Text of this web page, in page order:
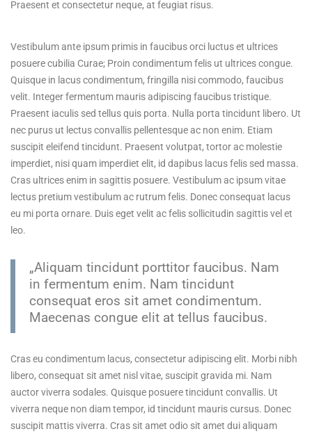
Praesent et consectetur neque, at feugiat risus.
Vestibulum ante ipsum primis in faucibus orci luctus et ultrices
posuere cubilia Curae; Proin condimentum felis ut ultrices congue.
Quisque in lacus condimentum, fringilla nisi commodo, faucibus
velit. Integer fermentum mauris adipiscing faucibus tristique.
Praesent iaculis sed tellus quis porta. Nulla porta tincidunt libero. Ut
nec purus ut lectus convallis pellentesque ac non enim. Etiam
suscipit eleifend tincidunt. Praesent volutpat, tortor ac molestie
imperdiet, nisi quam imperdiet elit, id dapibus lacus felis sed massa.
Cras ultrices enim in sagittis posuere. Vestibulum ac ipsum vitae
lectus pretium vestibulum ac rutrum felis. Donec consequat lacus
eu mi porta ornare. Duis eget velit ac felis sollicitudin sagittis vel et
leo.
„Aliquam tincidunt porttitor faucibus. Nam
in fermentum enim. Nam tincidunt
consequat eros sit amet condimentum.
Maecenas congue elit at tellus faucibus.
Cras eu condimentum lacus, consectetur adipiscing elit. Morbi nibh
libero, consequat sit amet nisl vitae, suscipit gravida mi. Nam
auctor viverra sodales. Quisque posuere tincidunt convallis. Ut
viverra neque non diam tempor, id tincidunt mauris cursus. Donec
suscipit mattis viverra. Cras sit amet odio sit amet dui aliquam